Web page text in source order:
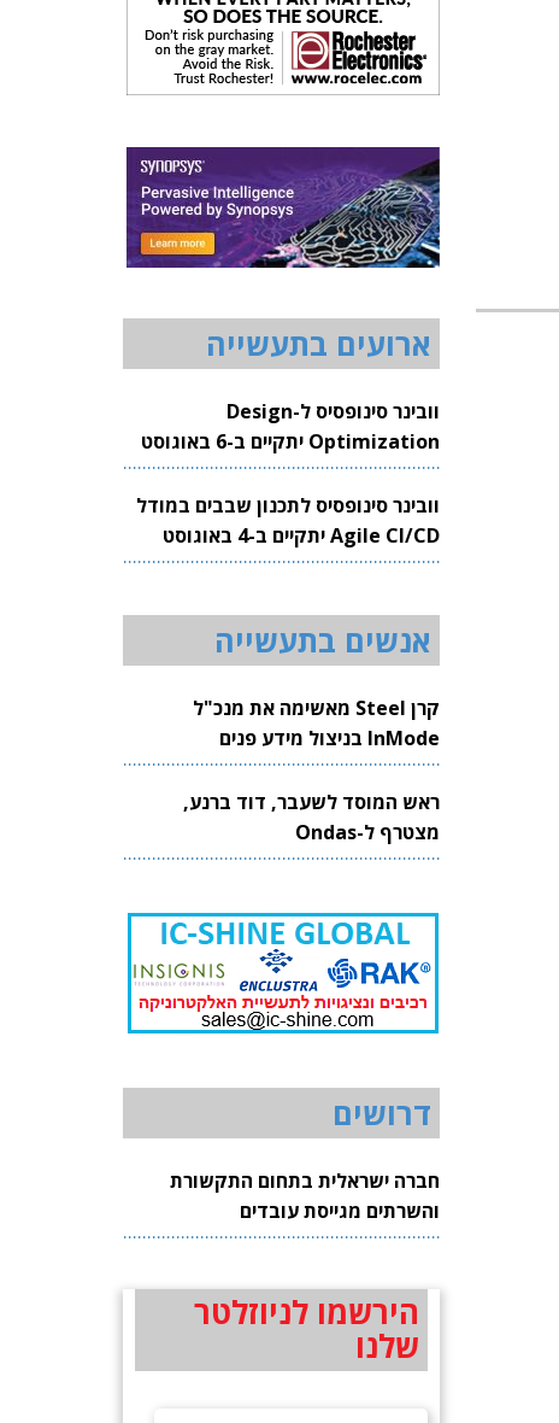
ארועים בתעשייה
וובינר סינופסיס ל-Design
Optimization יתקיים ב-6 באוגוסט
2026
וובינר סינופסיס לתכנון שבבים במודל
Agile CI/CD יתקיים ב-4 באוגוסט
2026
אנשים בתעשייה
קרן Steel מאשימה את מנכ"ל
InMode בניצול מידע פנים
ראש המוסד לשעבר, דוד ברנע,
מצטרף ל-Ondas
דרושים
חברה ישראלית בתחום התקשורת
והשרתים מגייסת עובדים
הירשמו לניוזלטר
שלנו